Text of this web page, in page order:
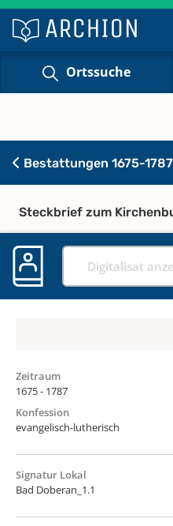
Ortssuche
Bestattungen 1675-1787
Steckbrief zum
Digitalisat
Zeitraum
1675 - 1787
Konfession
evangelisch-lutherisch
Signatur Lokal
Bad Doberan_1.1